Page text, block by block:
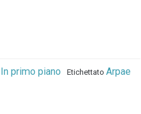
In primo piano Etichettato Arpae